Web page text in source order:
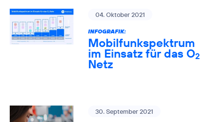
04. Oktober 2021
INFOGRAFIK:
Mobilfunkspektrum
im Einsatz für das O2
Netz
30. September 2021